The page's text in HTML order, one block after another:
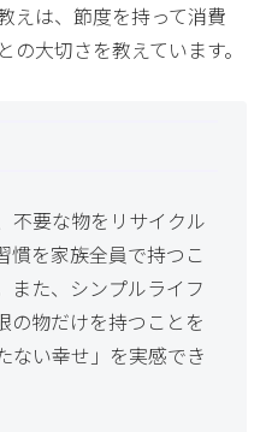
えは、節度を持って消費
大切さを教えています。
不要な物をリサイクル
慣を家族全員で持つこ
また、シンプルライフ
の物だけを持つことを
ない幸せ」を実感でき